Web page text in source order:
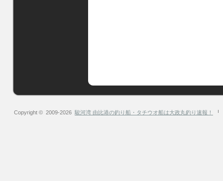
Copyright © 2009-2026 駿河湾 由比港の釣り船・タチウオ船は大政丸釣り速報！